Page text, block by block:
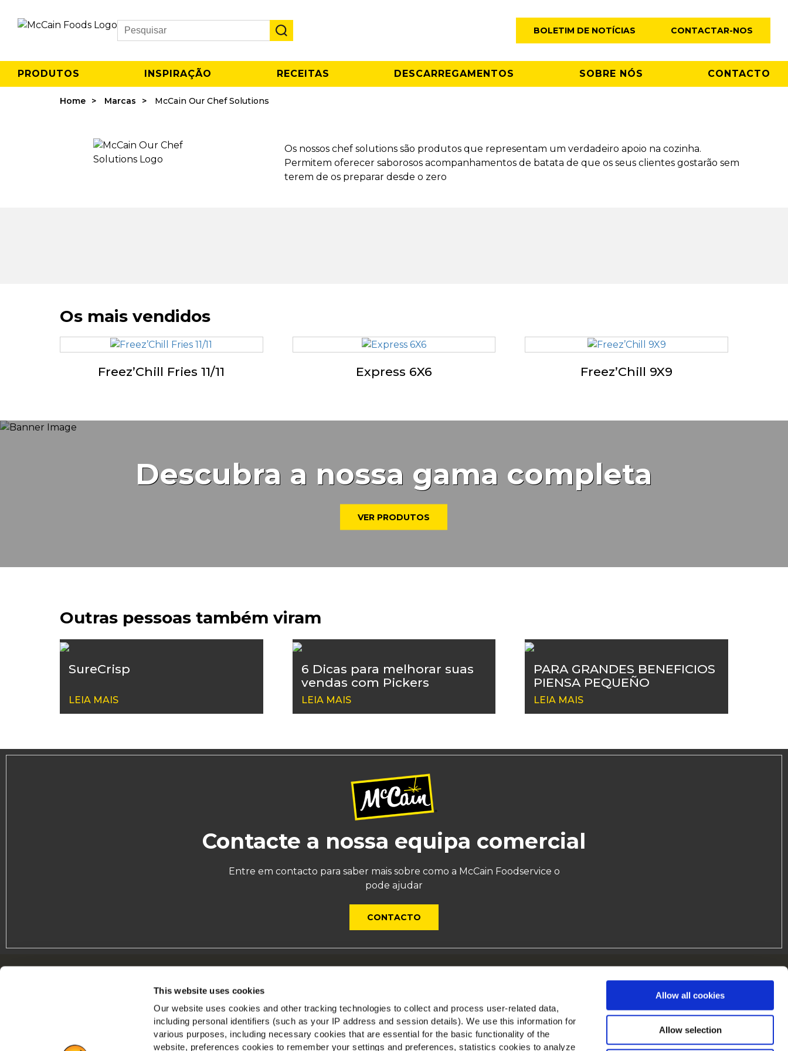
This website uses cookies
Our website uses cookies and other tracking technologies to collect and process user-related data,
including personal identifiers (such as your IP address and session details). We use this information for
various purposes, including necessary cookies that are essential for the basic functionality of the
website, preferences cookies to remember your settings and preferences, statistics cookies to analyze
Allow all cookies
Allow selection
Search
BOLETIM DE NOTÍCIAS CONTACTAR-NOS
PRODUTOS INSPIRAÇÃO RECEITAS DESCARREGAMENTOS SOBRE NÓS CONTACTO
Home Marcas McCain Our Chef Solutions
Os nossos chef solutions são produtos que representam um verdadeiro apoio na cozinha.
Permitem oferecer saborosos acompanhamentos de batata de que os seus clientes gostarão sem
terem de os preparar desde o zero
Os mais vendidos
Freez’Chill Fries 11/11 Express 6X6 Freez’Chill 9X9
Descubra a nossa gama completa
VER PRODUTOS
Outras pessoas também viram
SureCrisp
LEIA MAIS
6 Dicas para melhorar suas
vendas com Pickers
LEIA MAIS
PARA GRANDES BENEFICIOS
PIENSA PEQUEÑO
LEIA MAIS
Contacte a nossa equipa comercial
Entre em contacto para saber mais sobre como a McCain Foodservice o
pode ajudar
CONTACTO
Inspiração
Inspirados Pelas Nossas Raízes
Emprego
FAQ
McCain na Europa